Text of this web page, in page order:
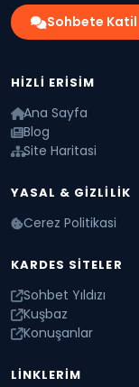
Sohbete Katil
HIZLI ERISIM
Ana Sayfa
Blog
Site Haritasi
YASAL & GIZLILIK
Cerez Politikasi
KARDES SITELER
Sohbet Yıldızı
Kuşbaz
Konuşanlar
LINKLERIM